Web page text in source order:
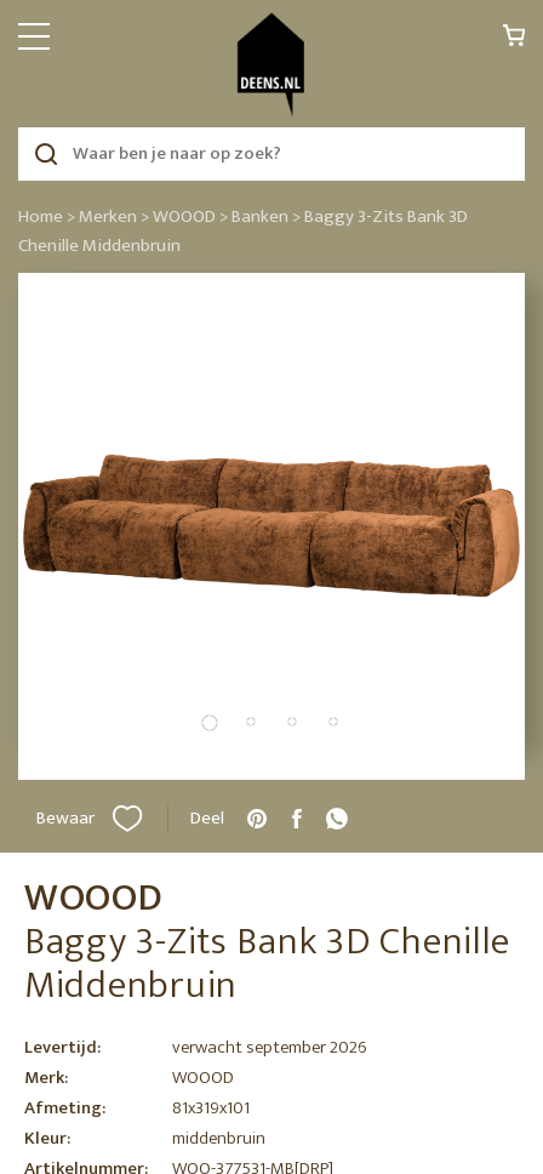
Home >Merken >WOOOD >Banken >Baggy 3-Zits Bank 3D
Chenille Middenbruin
Bewaar Deel
WOOOD
Baggy 3-Zits Bank 3D Chenille
Middenbruin
Levertijd:
verwacht september 2026
Merk:
WOOOD
Afmeting:
81x319x101
Kleur:
middenbruin